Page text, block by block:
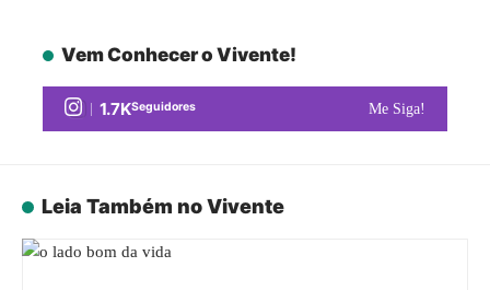
Vem Conhecer o Vivente!
1.7KSeguidores Me Siga!
Leia Também no Vivente